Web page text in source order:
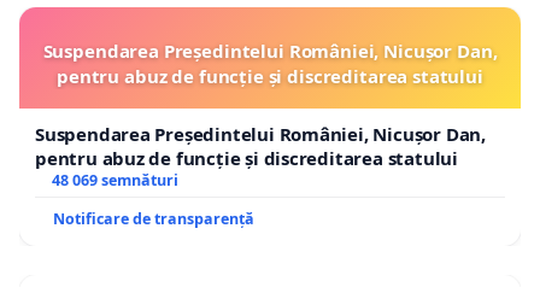
Suspendarea Președintelui României, Nicușor Dan,
pentru abuz de funcție și discreditarea statului
Suspendarea Președintelui României, Nicușor Dan,
pentru abuz de funcție și discreditarea statului
48 069 semnături
Notificare de transparență